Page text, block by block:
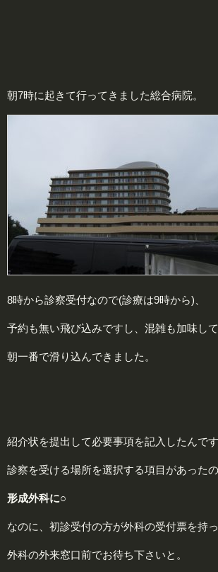
朝7時に起きて行ってきました総合病院。
8時から診察受付なので(診療は9時から)、
予約も無い飛び込みですし、混雑も加味して
朝一番で滑り込んできました。
紹介状を提出して必要事項を記入したんです
診察を受ける場所を選択する項目があった
形成外科に○
なのに、初診受付の方が外科の受付票を持
外科の外来窓口前でお待ち下さいと。